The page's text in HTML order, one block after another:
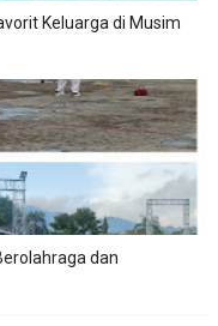
Keluarga di Musim
dan